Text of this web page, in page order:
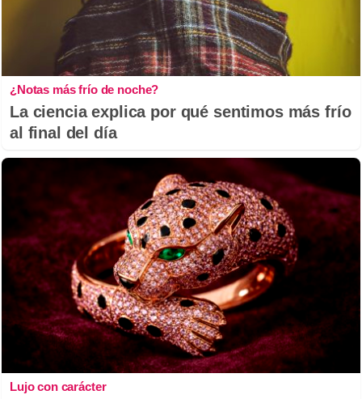
¿Notas más frío de noche?
La ciencia explica por qué sentimos más frío
al final del día
Lujo con carácter